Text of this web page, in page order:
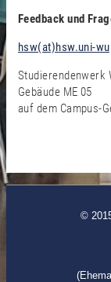
Feedback und
hsw(at)hsw.uni-
Studierendenwerk
Gebäude ME 05
auf dem Campus-
©